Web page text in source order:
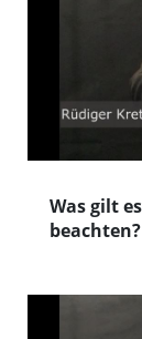
Was gilt
beachten?